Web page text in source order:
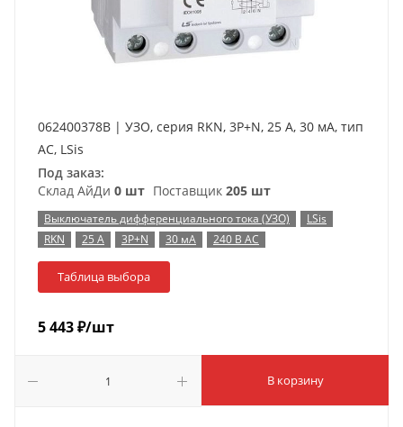
062400378B | УЗО, серия RKN, 3P+N, 25 A, 30 мА, тип
AC, LSis
Под заказ:
Склад АйДи 0 шт Поставщик 205 шт
Выключатель дифференциального тока (УЗО)
LSis
RKN
25 А 3P+N 30 мА 240 В AC
Таблица выбора
5 443₽/шт
В корзину